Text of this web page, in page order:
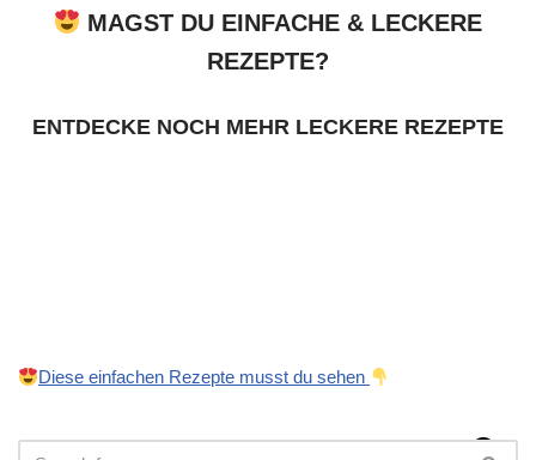
MAGST DU EINFACHE & LECKERE
REZEPTE?
ENTDECKE NOCH MEHR LECKERE REZEPTE
Diese einfachen Rezepte musst du sehen